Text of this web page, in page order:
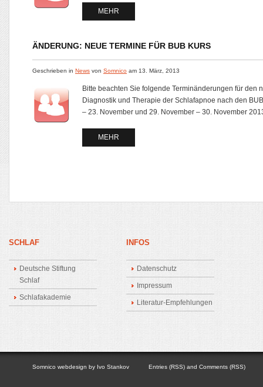
MEHR
ÄNDERUNG: NEUE TERMINE FÜR BUB KURS
Geschrieben in News von Somnico am 13. März, 2013
Bitte beachten Sie folgende Terminänderungen für den
Diagnostik und Therapie der Schlafapnoe nach den
– 23. November und 29. November – 30. November
MEHR
SCHLAF
Deutsche Stiftung
Schlaf
Schlafakademie
INFOS
Datenschutz
Impressum
Literatur-Empfehlungen
Somnico webdesign by Ivo Stankov Entries (RSS) and Comments (RSS)